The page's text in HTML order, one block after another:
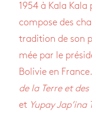
1954 à Kala
com­pose des
tra­di­tion de son
mée par le
Boli­vie en
de la Terre et des
et Yupay Jap’ina